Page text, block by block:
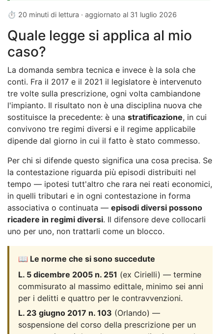
⏱ 20 minuti di lettura · aggiornato al 31 luglio 2026
Quale legge si applica al mio
caso?
La domanda sembra tecnica e invece è la sola che
conti. Fra il 2017 e il 2021 il legislatore è intervenuto
tre volte sulla prescrizione, ogni volta cambiandone
l'impianto. Il risultato non è una disciplina nuova che
sostituisce la precedente: è una stratificazione, in cui
convivono tre regimi diversi e il regime applicabile
dipende dal giorno in cui il fatto è stato commesso.
Per chi si difende questo significa una cosa precisa. Se
la contestazione riguarda più episodi distribuiti nel
tempo — ipotesi tutt'altro che rara nei reati economici,
in quelli tributari e in ogni contestazione in forma
associativa o continuata — episodi diversi possono
ricadere in regimi diversi. Il difensore deve collocarli
uno per uno, non trattarli come un blocco.
📖 Le norme che si sono succedute
L. 5 dicembre 2005 n. 251 (ex Cirielli) — termine
commisurato al massimo edittale, minimo sei anni
per i delitti e quattro per le contravvenzioni.
L. 23 giugno 2017 n. 103 (Orlando) —
sospensione del corso della prescrizione per un